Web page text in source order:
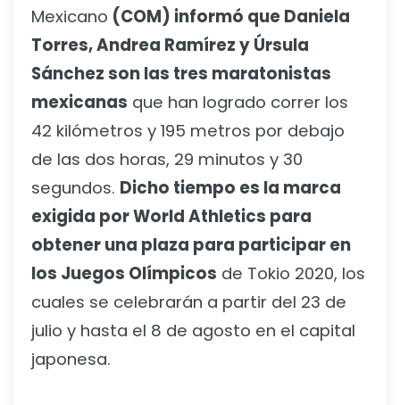
Mexicano (COM) informó que Daniela
Torres, Andrea Ramírez y Úrsula
Sánchez son las tres maratonistas
mexicanas que han logrado correr los
42 kilómetros y 195 metros por debajo
de las dos horas, 29 minutos y 30
segundos. Dicho tiempo es la marca
exigida por World Athletics para
obtener una plaza para participar en
los Juegos Olímpicos de Tokio 2020, los
cuales se celebrarán a partir del 23 de
julio y hasta el 8 de agosto en el capital
japonesa.